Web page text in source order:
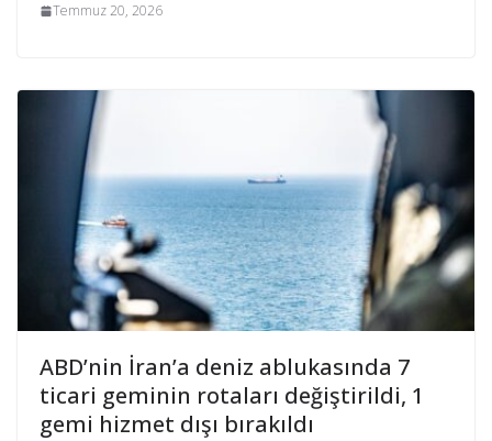
Temmuz 20, 2026
ABD’nin İran’a deniz ablukasında 7
ticari geminin rotaları değiştirildi, 1
gemi hizmet dışı bırakıldı